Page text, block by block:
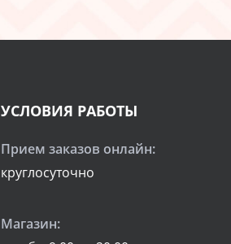
УСЛОВИЯ РАБОТЫ
Прием заказов онлайн:
круглосуточно
Магазин: